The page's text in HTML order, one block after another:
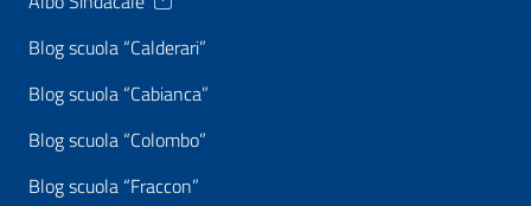
Blog scuola “Calderari”
Blog scuola “Cabianca”
Blog scuola “Colombo”
Blog scuola “Fraccon”